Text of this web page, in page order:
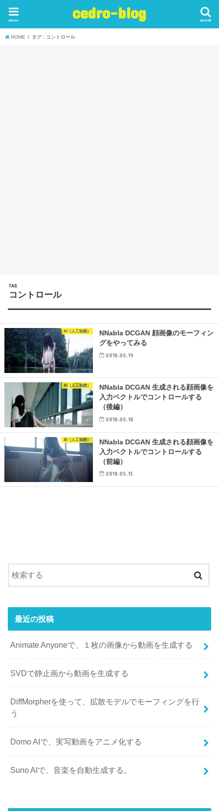
cedro-blog search
menu
HOME タグ : コントロール
TAG
コントロール
AI（人工知能）
NNabla DCGAN 顔画像のモーフィン
グをやってみる
2018.05.19
AI（人工知能）
NNabla DCGAN 生成される顔画像を
入力ベクトルでコントロールする
（後編）
2018.05.18
AI（人工知能）
NNabla DCGAN 生成される顔画像を
入力ベクトルでコントロールする
（前編）
2018.05.13
最近の投稿
Animate Anyoneで、１枚の画像から動画を生成する
SVDで静止画から動画を生成する
DiffMorpherを使って、拡散モデルでモーフィングを行
う
Domo AIで、実写動画をアニメ化する
Suno AIで、音楽を自動生成する。